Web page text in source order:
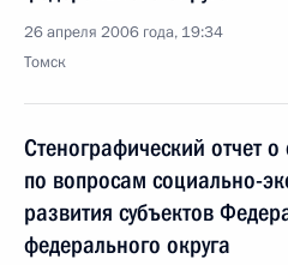
26 апреля 2006 года, 19:34
Томск
Стенографический отчет
по вопросам социально-
развития субъектов
федерального округа